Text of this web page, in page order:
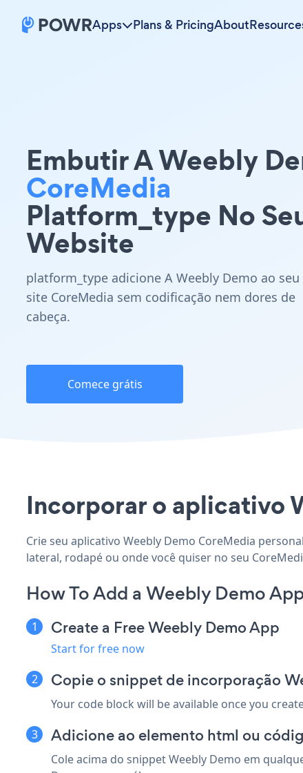
Apps Plans & PricingAbout
Embutir A Weebly
CoreMedia
Platform_type No
Website
platform_type adicione A Weebly Demo ao seu
site CoreMedia sem codificação nem dores de
cabeça.
Comece grátis
Incorporar o aplicativo
Crie seu aplicativo Weebly Demo CoreMedia
lateral, rodapé ou onde você quiser no seu
How To Add a Weebly Demo
Create a Free Weebly Demo App
Start for free now
Copie o snippet de incorporação
Your code block will be available once you
Adicione ao elemento html ou
Cole acima do snippet Weebly Demo em